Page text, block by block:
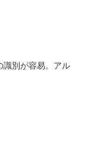
識別が容易。アル